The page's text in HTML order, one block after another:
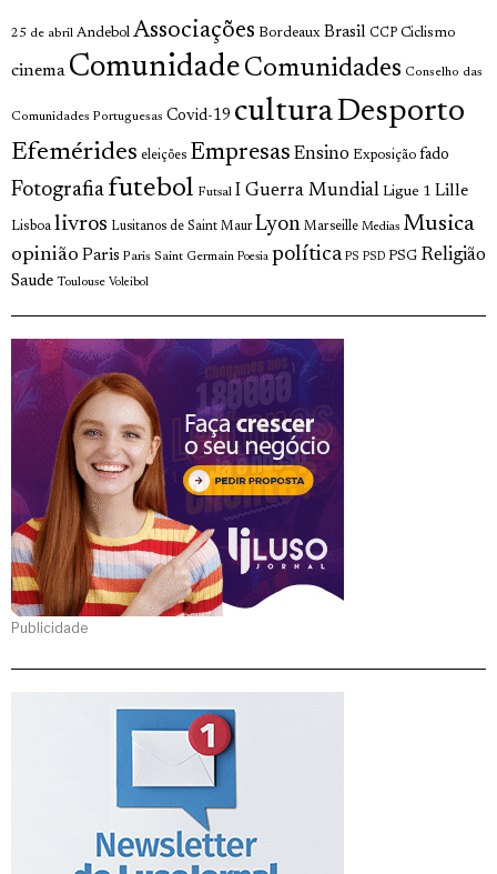
25 de abril Andebol Associações Bordeaux Brasil CCP Ciclismo
cinema Comunidade Comunidades Conselho das
Comunidades Portuguesas Covid-19 culturaDesporto
Efemérides eleições Empresas Ensino Exposição fado
Fotografia futebol Futsal I Guerra Mundial Ligue 1 Lille
Lisboa livros Lusitanos de Saint Maur Lyon Marseille Medias Musica
opinião Paris Paris Saint Germain Poesia política PS PSD PSG Religião
Saude Toulouse Voleibol
Publicidade